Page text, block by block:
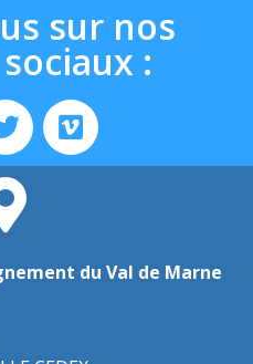
sur nos
:
du Val de Marne